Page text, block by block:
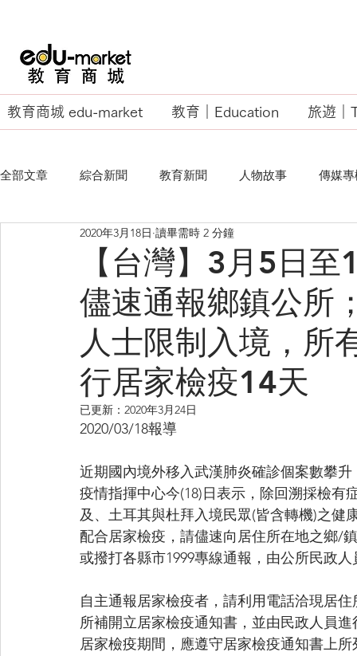
教育商城 edu-market 教育｜Education 旅遊｜
全部文章 綜合新聞 教育新聞 人物故事 傳媒
EU Business School
【台灣】3月5日
儘速通報鄉鎮公所
人士限制入境，所
行居家檢疫14天
2020年3月18日 讀畢需時 2 分鐘
已更新： 2020年3月24日
2020/03/18報導
近期國內境外移入武漢肺炎確診個案數攀
疫情指揮中心今(18)日表示，除回溯採檢有
及、土耳其與杜拜入境民眾(皆含轉機)之健
配合居家檢疫，請儘速向居住所在地之鄉/
或撥打各縣市1999專線通報，由公所民政
自主通報居家檢疫者，請利用電話洽現居
所補開立居家檢疫通知書，並由民政人員
居家檢疫期間，應遵守居家檢疫通知書上